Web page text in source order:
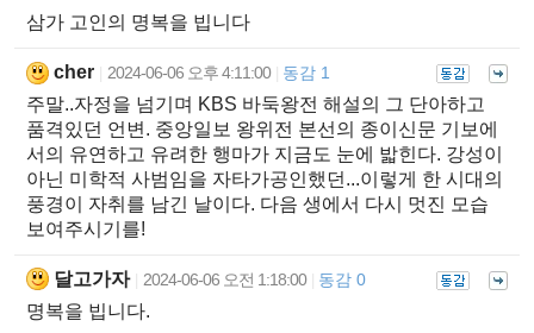
삼가 고인의 명복을 빕니다
cher 2024-06-06 오후 4:11:00 동감 1
주말..자정을 넘기며 KBS 바둑왕전 해설의 그 단아하고
품격있던 언변. 중앙일보 왕위전 본선의 종이신문 기보에
서의 유연하고 유려한 행마가 지금도 눈에 밟힌다. 강성이
아닌 미학적 사범임을 자타가공인했던...이렇게 한 시대의
풍경이 자취를 남긴 날이다. 다음 생에서 다시 멋진 모습
보여주시기를!
달고가자 2024-06-06 오전 1:18:00 동감 0
명복을 빕니다.